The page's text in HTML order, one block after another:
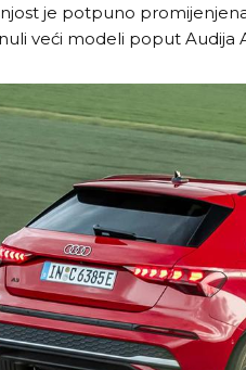
je potpuno
veći modeli poput Audija